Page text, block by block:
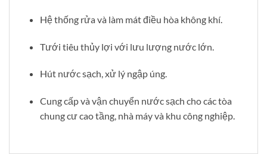
Hệ thống rửa và làm mát điều hòa không khí.
Tưới tiêu thủy lợi với lưu lượng nước lớn.
Hút nước sạch, xử lý ngập úng.
Cung cấp và vận chuyển nước sạch cho các tòa
chung cư cao tầng, nhà máy và khu công nghiệp.